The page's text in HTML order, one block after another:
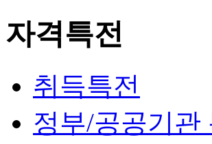
자격특전
취득특전
정부/공공기관